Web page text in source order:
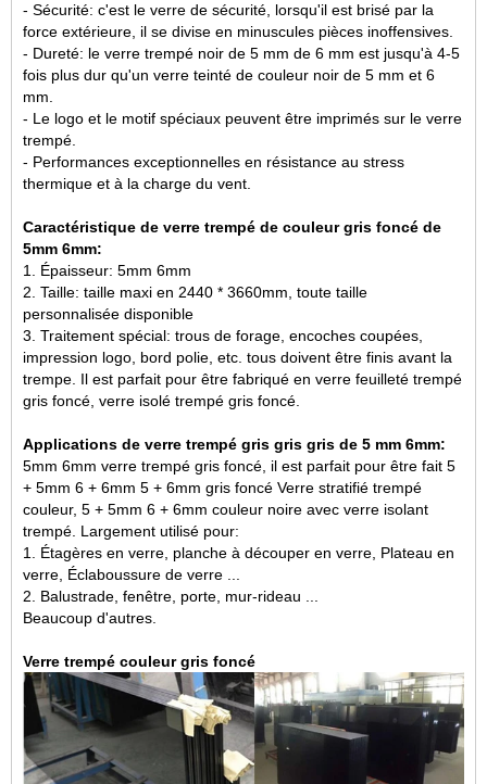
- Sécurité: c'est le verre de sécurité, lorsqu'il est brisé par la
force extérieure, il se divise en minuscules pièces inoffensives.
- Dureté: le verre trempé noir de 5 mm de 6 mm est jusqu'à 4-5
fois plus dur qu'un verre teinté de couleur noir de 5 mm et 6
mm.
- Le logo et le motif spéciaux peuvent être imprimés sur le verre
trempé.
- Performances exceptionnelles en résistance au stress
thermique et à la charge du vent.
Caractéristique de verre trempé de couleur gris foncé de
5mm 6mm:
1. Épaisseur: 5mm 6mm
2. Taille: taille maxi en 2440 * 3660mm, toute taille
personnalisée disponible
3. Traitement spécial: trous de forage, encoches coupées,
impression logo, bord polie, etc. tous doivent être finis avant la
trempe. Il est parfait pour être fabriqué en verre feuilleté trempé
gris foncé, verre isolé trempé gris foncé.
Applications de verre trempé gris gris gris de 5 mm 6mm:
5mm 6mm verre trempé gris foncé, il est parfait pour être fait 5
+ 5mm 6 + 6mm 5 + 6mm gris foncé Verre stratifié trempé
couleur, 5 + 5mm 6 + 6mm couleur noire avec verre isolant
trempé. Largement utilisé pour:
1. Étagères en verre, planche à découper en verre, Plateau en
verre , Éclaboussure de verre ...
2. Balustrade, fenêtre, porte, mur-rideau ...
Beaucoup d'autres.
Verre trempé couleur gris foncé